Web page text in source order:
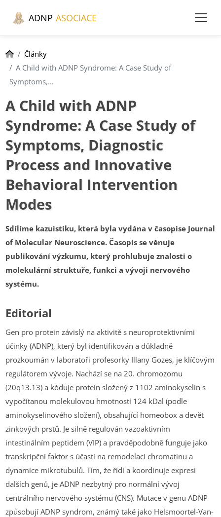
ADNP ASOCIACE
Články
A Child with ADNP Syndrome: A Case Study of
Symptoms,...
A Child with ADNP
Syndrome: A Case Study of
Symptoms, Diagnostic
Process and Innovative
Behavioral Intervention
Modes
Sdílíme kazuistiku, která byla vydána v časopise Journal
of Molecular Neuroscience. Časopis se věnuje
publikování výzkumu, který prohlubuje znalosti o
molekulární struktuře, funkci a vývoji nervového
systému.
Editorial
Gen pro protein závislý na aktivitě s neuroprotektivními
účinky (ADNP), který byl identifikován a důkladně
prozkoumán v laboratoři profesorky Illany Gozes, je klíčovým
regulátorem vývoje. Nachází se na 20. chromozomu
(20q13.13) a kóduje protein složený z 1102 aminokyselin s
vypočítanou molekulovou hmotností 124 kDal (podle
aminokyselinového složení), obsahující homeobox a devět
zinkových prstů. Je silně regulován vazoaktivním
intestinálním peptidem (VIP) a pravděpodobně funguje jako
transkripční faktor s účastí na remodelaci chromatinu a
dynamice mikrotubulů. Tím, že řídí a koordinuje expresi
dalších genů, je ADNP nezbytný pro normální vývoj
centrálního nervového systému (CNS). Mutace v genu ADNP
způsobují ADNP syndrom, známý také jako Helsmoortel-Van-